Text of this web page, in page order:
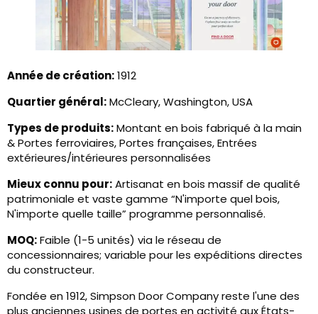
Année de création:1912
Quartier général:McCleary, Washington, USA
Types de produits:Montant en bois fabriqué à la main
& Portes ferroviaires, Portes françaises, Entrées
extérieures/intérieures personnalisées
Mieux connu pour:Artisanat en bois massif de qualité
patrimoniale et vaste gamme “N'importe quel bois,
N'importe quelle taille” programme personnalisé.
MOQ:Faible (1-5 unités) via le réseau de
concessionnaires; variable pour les expéditions directes
du constructeur.
Fondée en 1912, Simpson Door Company reste l'une des
plus anciennes usines de portes en activité aux États-